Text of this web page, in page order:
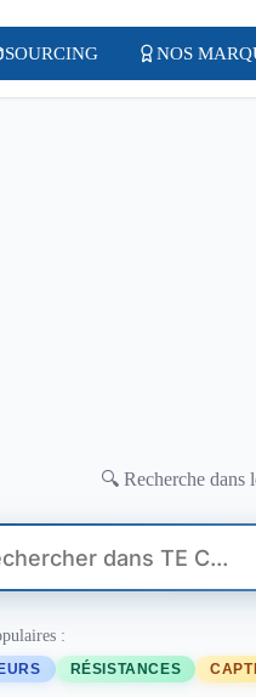
SOURCING NOS
🔍 Recherche dans
:
RÉSISTANCES